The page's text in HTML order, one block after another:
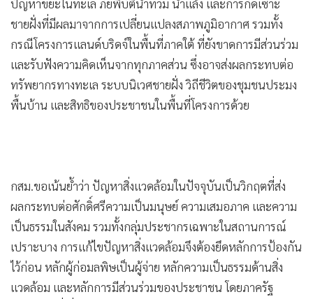
ปัญหาขยะในทะเล ภัยพิบัติน้ำท่วม น้ำแล้ง และการกัดเซาะ
ชายฝั่งที่มีผลมาจากการเปลี่ยนแปลงสภาพภูมิอากาศ รวมทั้ง
กรณีโครงการแลนด์บริดจ์ในพื้นที่ภาคใต้ ที่ยังขาดการมีส่วนร่วม
และรับฟังความคิดเห็นจากทุกภาคส่วน ซึ่งอาจส่งผลกระทบต่อ
ทรัพยากรทางทะเล ระบบนิเวศชายฝั่ง วิถีชีวิตของชุมชนประมง
พื้นบ้าน และสิทธิของประชาชนในพื้นที่โครงการด้วย
กสม.ขอเน้นย้ำว่า ปัญหาสิ่งแวดล้อมในปัจจุบันเป็นวิกฤตที่ส่ง
ผลกระทบต่อศักดิ์ศรีความเป็นมนุษย์ ความเสมอภาค และความ
เป็นธรรมในสังคม รวมทั้งกลุ่มประชากรเฉพาะในสถานการณ์
เปราะบาง การแก้ไขปัญหาสิ่งแวดล้อมจึงต้องยึดหลักการป้องกัน
ไว้ก่อน หลักผู้ก่อมลพิษเป็นผู้จ่าย หลักความเป็นธรรมด้านสิ่ง
แวดล้อม และหลักการมีส่วนร่วมของประชาชน โดยภาครัฐ